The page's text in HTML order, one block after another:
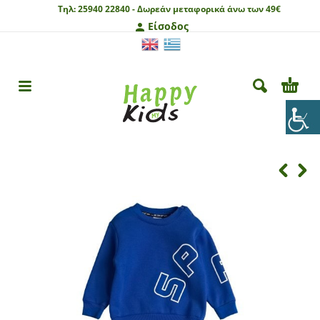
Τηλ:25940 22840 -Δωρεάν μεταφορικά άνω των 49€
Είσοδος